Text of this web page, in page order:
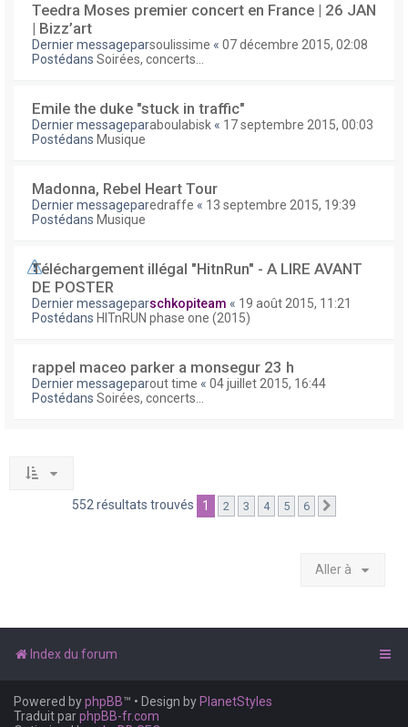
Teedra Moses premier concert en France | 26 JAN
| Bizz’art
Dernier messageparsoulissime « 07 décembre 2015, 02:08
Postédans Soirées, concerts...
Emile the duke "stuck in traffic"
Dernier messageparaboulabisk « 17 septembre 2015, 00:03
Postédans Musique
Madonna, Rebel Heart Tour
Dernier messageparedraffe « 13 septembre 2015, 19:39
Postédans Musique
Téléchargement illégal "HitnRun" - A LIRE AVANT
DE POSTER
Dernier messageparschkopiteam « 19 août 2015, 11:21
Postédans HITnRUN phase one (2015)
rappel maceo parker a monsegur 23 h
Dernier messageparout time « 04 juillet 2015, 16:44
Postédans Soirées, concerts...
552 résultats trouvés 1 2 3 4 5 6
Aller à
Index du forum
Powered byphpBB™ • Design by PlanetStyles
Traduit parphpBB-fr.com